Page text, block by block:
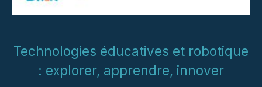
Technologies éducatives et robotique
: explorer, apprendre, innover